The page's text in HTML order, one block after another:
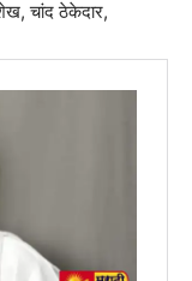
चांद ठेकेदार,